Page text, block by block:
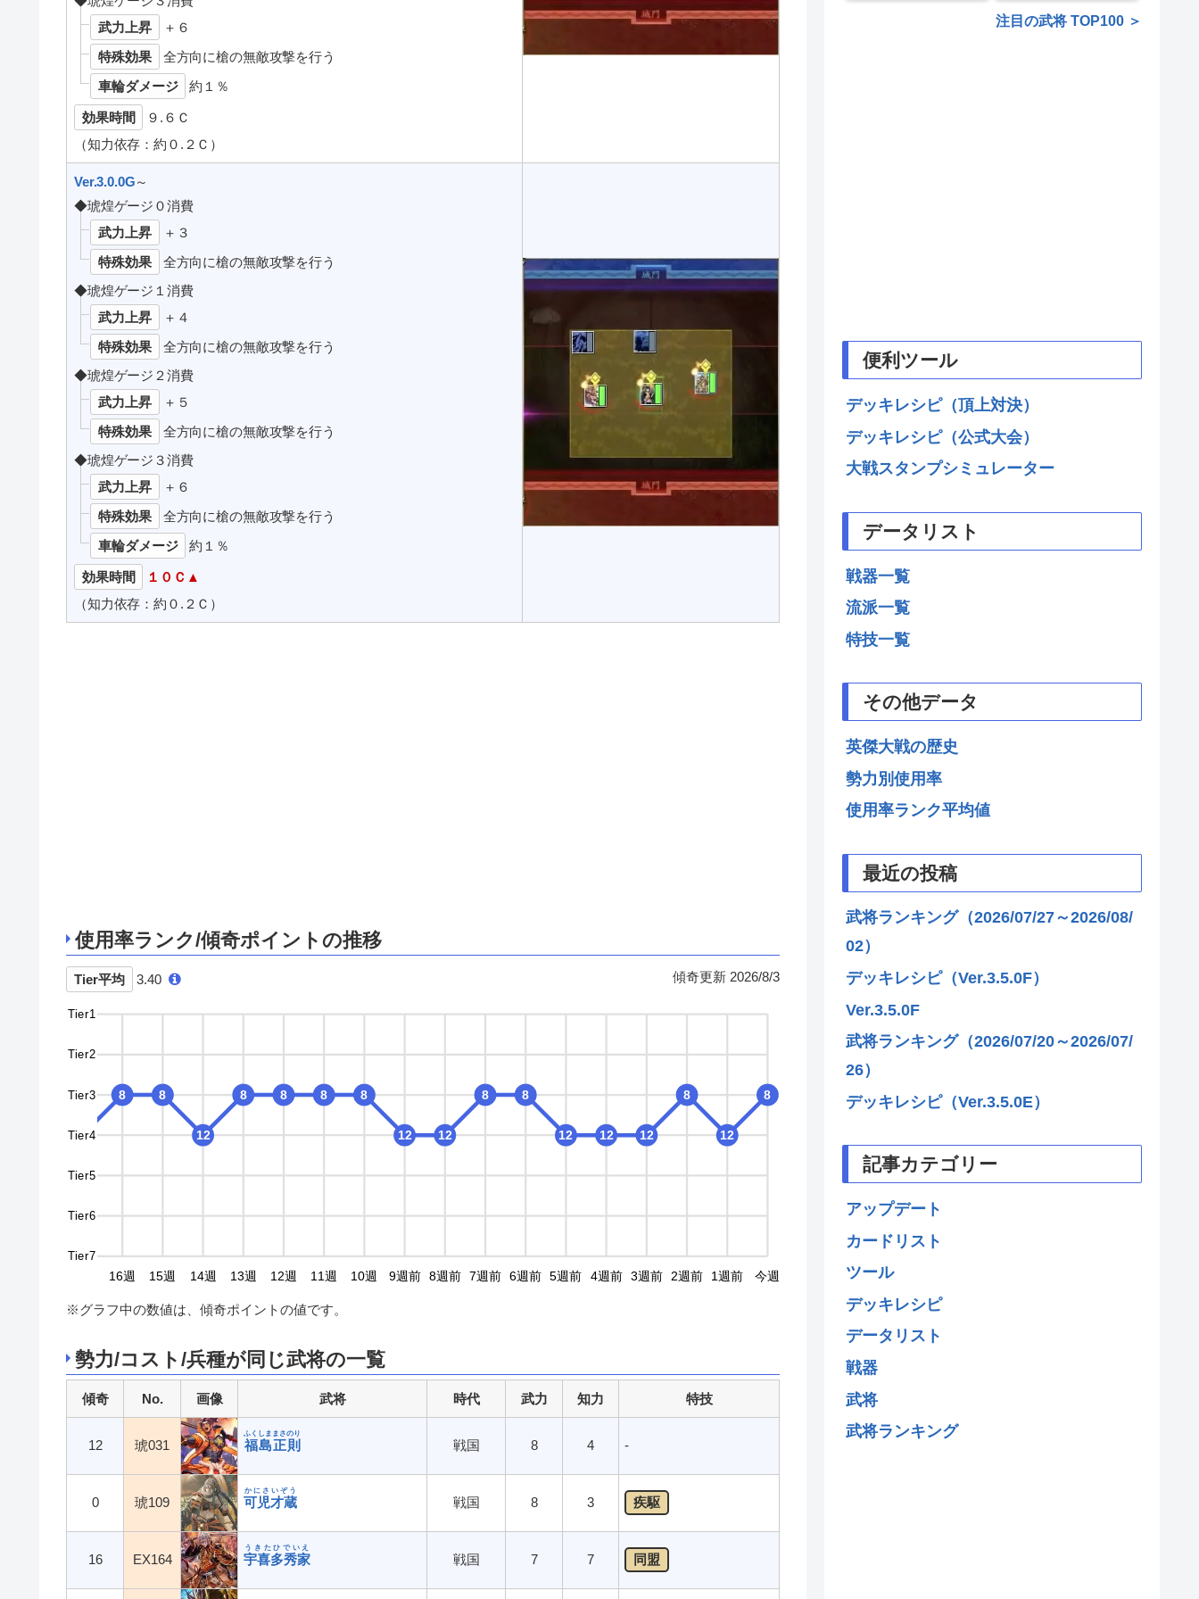
武力上昇
＋６
特殊効果
全方向に槍の無敵攻撃を行う
車輪ダメージ
約１％
効果時間
９.６Ｃ
（知力依存：約０.２Ｃ）
Ver.3.0.0G～
◆琥煌ゲージ０消費
武力上昇
＋３
特殊効果
全方向に槍の無敵攻撃を行う
◆琥煌ゲージ１消費
武力上昇
＋４
特殊効果
全方向に槍の無敵攻撃を行う
◆琥煌ゲージ２消費
武力上昇
＋５
特殊効果
全方向に槍の無敵攻撃を行う
◆琥煌ゲージ３消費
武力上昇
＋６
特殊効果
全方向に槍の無敵攻撃を行う
車輪ダメージ
約１％
効果時間
１０Ｃ▲
（知力依存：約０.２Ｃ）
使用率ランク/傾奇ポイントの推移
Tier平均 3.40 傾奇更新 2026/8/3
Tier1
Tier2
Tier3
Tier4
Tier5
Tier6
Tier7
16週 15週 14週 13週 12週 11週 10週 9週前 8週前 7週前 6週前 5週前 4週前 3週前 2週前 1週前 今週
12
8 8
12
8 8 8 8
12 12
8 8
12 12 12
8
12
8
※グラフ中の数値は、傾奇ポイントの値です。
勢力/コスト/兵種が同じ武将の一覧
傾奇 No. 画像 武将 時代 武力 知力 特技
12 琥031 福島正則
ふくしままさのり
戦国 8 4 -
0 琥109 可児才蔵
かにさいぞう
戦国 8 3 疾駆
16 EX164 宇喜多秀家
うきたひでいえ
戦国 7 7 同盟
注目の武将 TOP100 ＞
便利ツール
デッキレシピ（頂上対決）
デッキレシピ（公式大会）
大戦スタンプシミュレーター
データリスト
戦器一覧
流派一覧
特技一覧
その他データ
英傑大戦の歴史
勢力別使用率
使用率ランク平均値
最近の投稿
武将ランキング（2026/07/27～2026/08/
02）
デッキレシピ（Ver.3.5.0F）
Ver.3.5.0F
武将ランキング（2026/07/20～2026/07/
26）
デッキレシピ（Ver.3.5.0E）
記事カテゴリー
アップデート
カードリスト
ツール
デッキレシピ
データリスト
戦器
武将
武将ランキング